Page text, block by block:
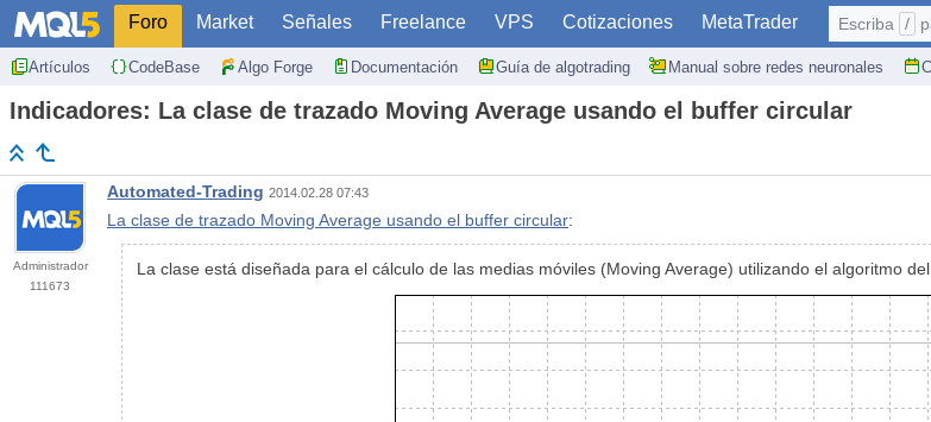
Foro Market Señales Freelance VPS Cotizaciones MetaTrader
Artículos CodeBase Algo Forge Documentación Guía de algotrading Manual sobre redes neuronales
Escriba /
Indicadores: La clase de trazado Moving Average usando el buffer circular
Administrador
111673
Automated-Trading 2014.02.28 07:43
La clase de trazado Moving Average usando el buffer circular:
La clase está diseñada para el cálculo de las medias móviles (Moving Average) utilizando el algoritmo